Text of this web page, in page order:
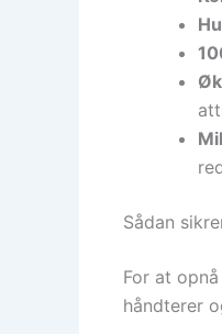
Sådan
For at
håndterer